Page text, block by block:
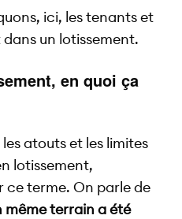
ici, les tenants et
un lotissement.
en quoi ça
atouts et les limites
lotissement,
terme. On parle de
même terrain a été